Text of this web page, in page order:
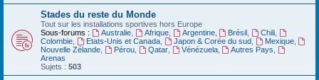
Stades du reste du Monde
Tout sur les installations sportives hors Europe
Sous-forums :
Australie, Afrique, Argentine, Brésil Chili
Colombie
Etats-Unis et Canada, Japon & Corée du sud, Mexique,
Nouvelle Zélande
Pérou, Qatar, Vénézuela, Autres Pays
Arenas
Sujets : 503